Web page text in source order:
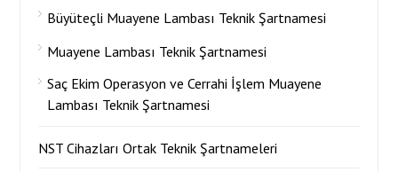
Büyüteçli Muayene Lambası Teknik Şartnamesi
Muayene Lambası Teknik Şartnamesi
Saç Ekim Operasyon ve Cerrahi İşlem Muayene
Lambası Teknik Şartnamesi
NST Cihazları Ortak Teknik Şartnameleri